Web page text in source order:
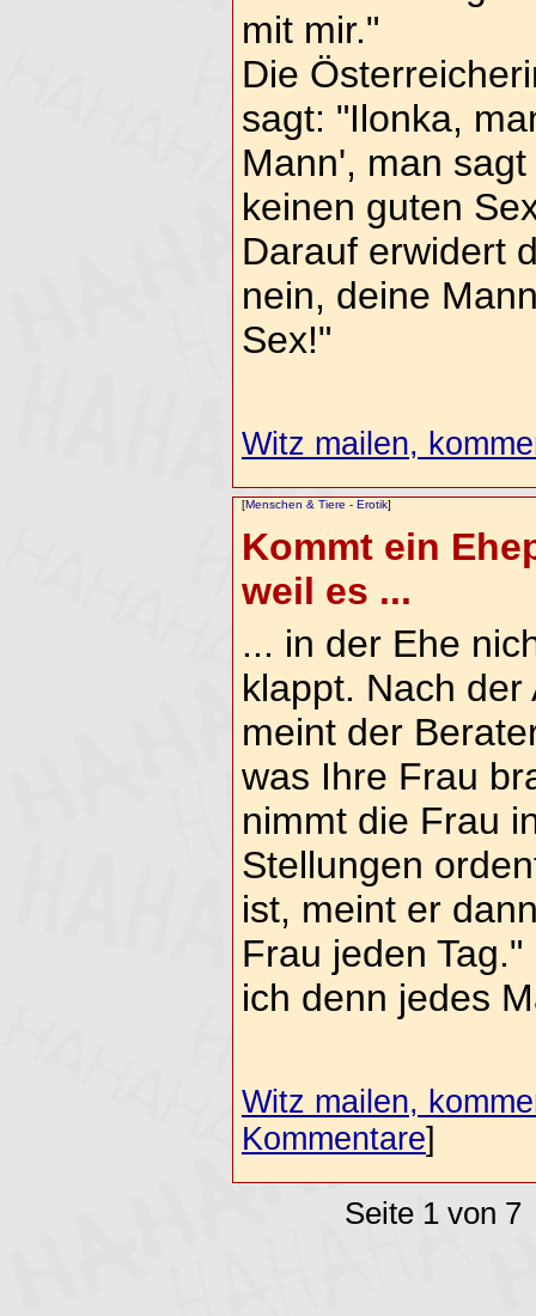
mit mir."
Die
sagt: "Ilonka,
Mann', man
keinen guten
Darauf erwidert
nein, deine
Sex!"
Witz mailen,
[Menschen & Tiere - Erotik]
Kommt ein
weil es ...
... in der Ehe
klappt. Nach
meint der
was Ihre Frau
nimmt die Frau
Stellungen
ist, meint er
Frau jeden
ich denn jedes
Witz mailen,
Kommentare]
Seite 1 von 7